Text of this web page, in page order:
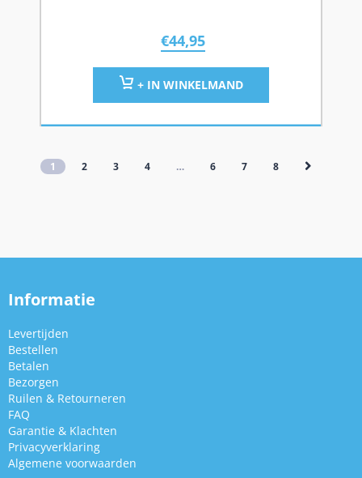
€44,95
+ IN WINKELMAND
1 2 3 4 … 6 7 8
Informatie
Levertijden
Bestellen
Betalen
Bezorgen
Ruilen & Retourneren
FAQ
Garantie & Klachten
Privacyverklaring
Algemene voorwaarden